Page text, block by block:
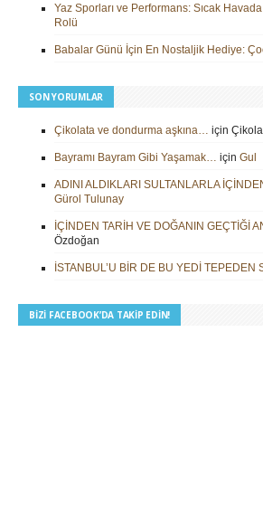
Yaz Sporları ve Performans: Sıcak
Rolü
Babalar Günü İçin En Nostaljik Hediye:
SON YORUMLAR
Çikolata ve dondurma aşkına… için
Bayramı Bayram Gibi Yaşamak… için Gul
ADINI ALDIKLARI SULTANLARLA
Gürol Tulunay
İÇİNDEN TARİH VE DOĞANIN GEÇTİĞİ
Özdoğan
İSTANBUL’U BİR DE BU YEDİ TEPEDEN
BIZI FACEBOOK’DA TAKIP EDIN!